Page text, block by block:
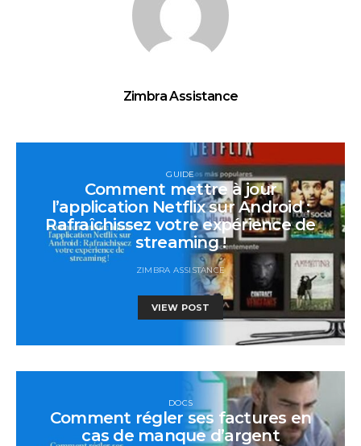
Zimbra Assistance
GUIDE
Comment mettre à jour
l’application Netflix sur Android :
Rafraîchissez votre expérience de
streaming !
ZIMBRA ASSISTANCE
VIEW POST
DOCS
Comment régler ses factures en
cas de manque d’argent